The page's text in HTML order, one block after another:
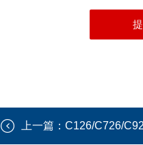
上一篇： C126/C726/C926米顿